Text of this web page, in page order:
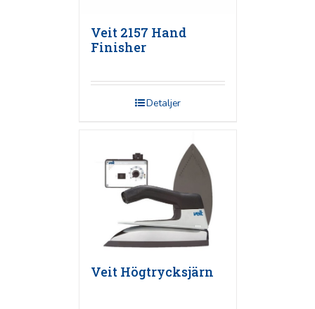
Veit 2157 Hand
Finisher
Detaljer
Veit Högtrycksjärn